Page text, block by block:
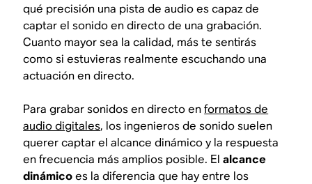
qué precisión una pista de audio es capaz de
captar el sonido en directo de una grabación.
Cuanto mayor sea la calidad, más te sentirás
como si estuvieras realmente escuchando una
actuación en directo.
Para grabar sonidos en directo enformatos de
audio digitales, los ingenieros de sonido suelen
querer captar el alcance dinámico y la respuesta
en frecuencia más amplios posible. Elalcance
dinámicoes la diferencia que hay entre los